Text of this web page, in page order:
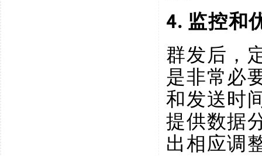
4. 监控和
群发后，
是非常必
和发送时
提供数据
出相应调